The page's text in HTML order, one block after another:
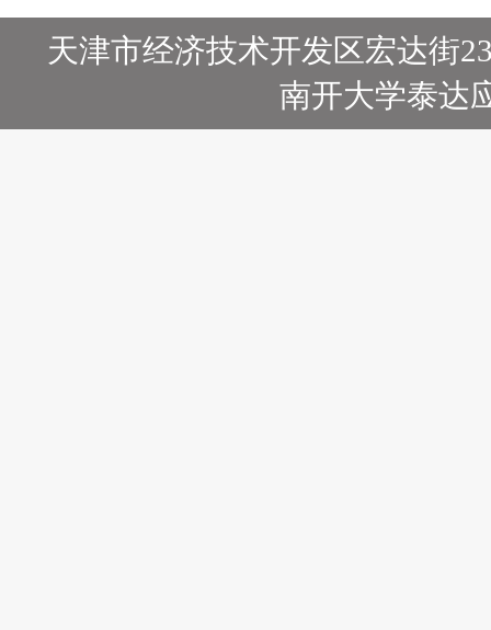
天津市经济技术开发区宏达街
南开大学泰达